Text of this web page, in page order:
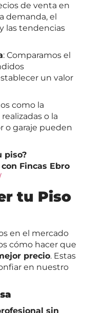
de venta en
demanda, el
las tendencias
: Comparamos el
un valor
como la
o la
o garaje pueden
piso?
Fincas Ebro
tu Piso
en el mercado
cómo hacer que
precio. Estas
en nuestro
sin